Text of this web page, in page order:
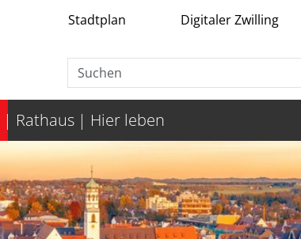
Stadtplan Digitaler Zwilling
Rathaus Hier leben